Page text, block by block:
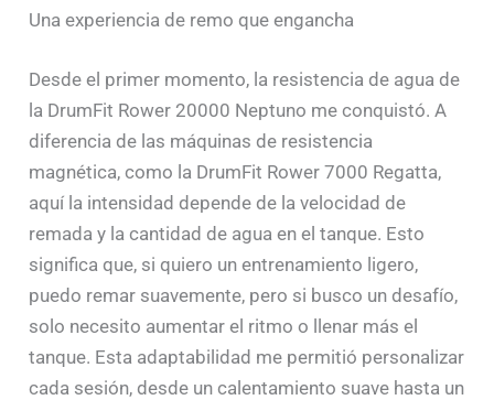
Una experiencia de remo que engancha
Desde el primer momento, la resistencia de agua de
la DrumFit Rower 20000 Neptuno me conquistó. A
diferencia de las máquinas de resistencia
magnética, como la DrumFit Rower 7000 Regatta,
aquí la intensidad depende de la velocidad de
remada y la cantidad de agua en el tanque. Esto
significa que, si quiero un entrenamiento ligero,
puedo remar suavemente, pero si busco un desafío,
solo necesito aumentar el ritmo o llenar más el
tanque. Esta adaptabilidad me permitió personalizar
cada sesión, desde un calentamiento suave hasta un